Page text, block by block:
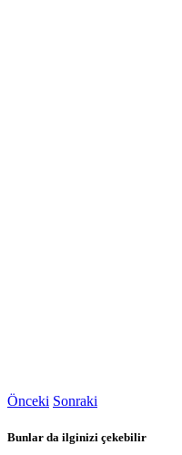
Önceki Sonraki
Bunlar da ilginizi çekebilir